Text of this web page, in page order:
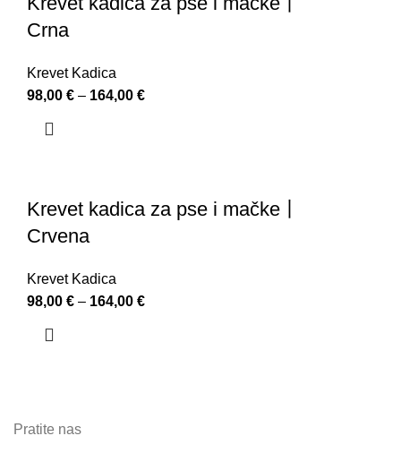
Crna
Krevet Kadica
98,00 € – 164,00 €
Krevet kadica za pse i mačke丨
Crvena
Krevet Kadica
98,00 € – 164,00 €
Pratite nas